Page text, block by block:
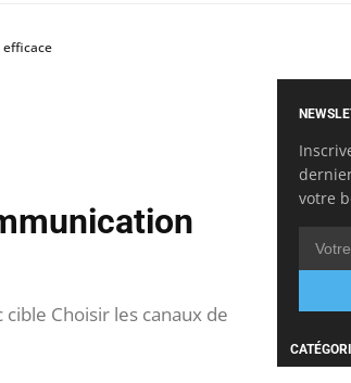
Choisir les canaux de
votre